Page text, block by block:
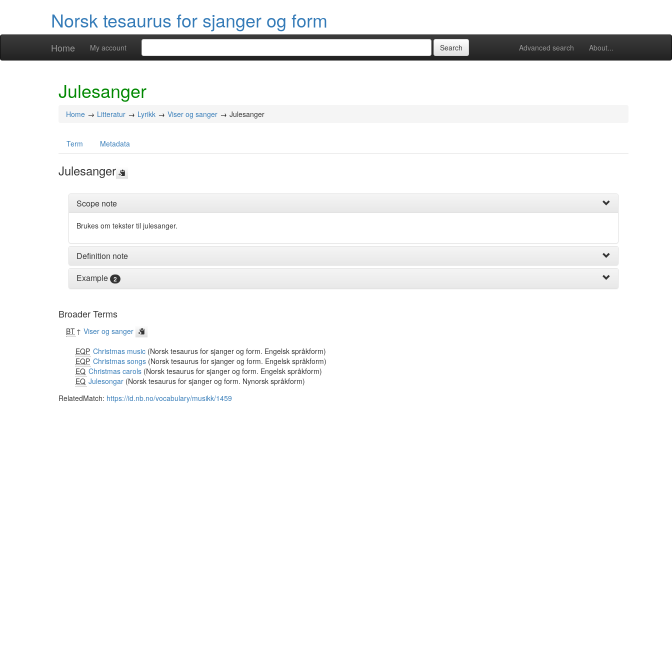
Norsk tesaurus for sjanger og form
Home Advanced search About...
My account
Julesanger
Home Litteratur Lyrikk Viser og sanger Julesanger
Term Metadata
Julesanger
Scope note
Brukes om tekster til julesanger.
Definition note
Example
2
Broader Terms
BT ↑Viser og sanger
EQP Christmas music (Norsk tesaurus for sjanger og form. Engelsk språkform)
EQP Christmas songs (Norsk tesaurus for sjanger og form. Engelsk språkform)
EQ Christmas carols (Norsk tesaurus for sjanger og form. Engelsk språkform)
EQ Julesongar (Norsk tesaurus for sjanger og form. Nynorsk språkform)
RelatedMatch: https://id.nb.no/vocabulary/musikk/1459